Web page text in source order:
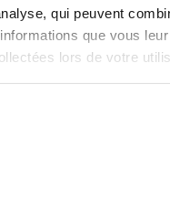
qui peuvent
que vous
lors de votre
providing,
qui plane. En effet,
pool de liquidité.
du BUSD (